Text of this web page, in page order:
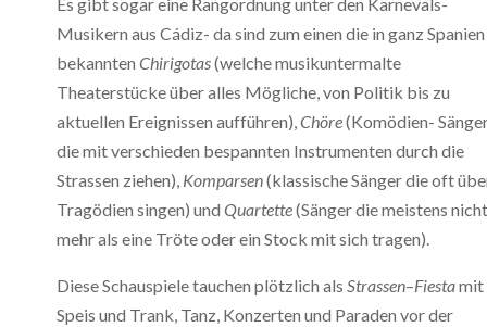
Es gibt sogar eine Rangordnung unter den Karnevals-
Musikern aus Cádiz- da sind zum einen die in ganz Spanien
bekannten Chirigotas(welche musikuntermalte
Theaterstücke über alles Mögliche, von Politik bis zu
aktuellen Ereignissen aufführen),Chöre(Komödien-
die mit verschieden bespannten Instrumenten durch die
Strassen ziehen), Komparsen(klassische Sänger die oft
Tragödien singen) und Quartette(Sänger die meistens nicht
mehr als eine Tröte oder ein Stock mit sich tragen).
Diese Schauspiele tauchen plötzlich als Strassen–Fiestamit
Speis und Trank, Tanz, Konzerten und Paraden vor der